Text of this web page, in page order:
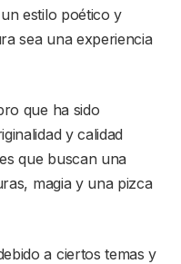
estilo poético y
sea una experiencia
que ha sido
y calidad
que buscan una
magia y una pizca
a ciertos temas y